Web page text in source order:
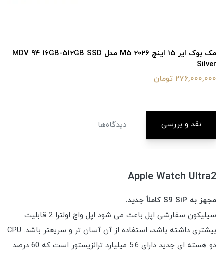
مک بوک ایر 15 اینچ M5 2026 مدل MDV 94 16GB-512GB SSD
Silver
276,000,000 تومان
نقد و بررسی دیدگاه‌ها
Apple Watch Ultra2
مجهز به S9 SiP کاملاً جدید.
سیلیکون سفارشی اپل باعث می شود اپل واچ اولترا 2 قابلیت
بیشتری داشته باشد، استفاده از آن آسان تر و سریعتر باشد. CPU
دو هسته ای جدید دارای 5.6 میلیارد ترانزیستور است که 60 درصد